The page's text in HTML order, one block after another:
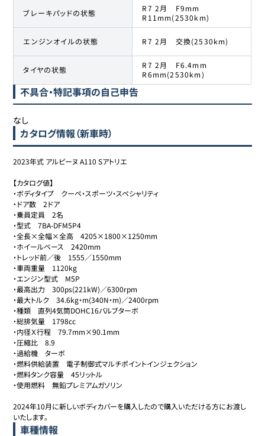
ブレーキパッドの状態
R7 2月 F9mm
R11mm(2530km)
エンジンオイルの状態 R7 2月 交換(2530km)
タイヤの状態
R7 2月 F6.4mm
R6mm(2530km)
不具合・特記事項の自己申告
なし
カタログ情報（新車時）
2023年式 アルピーヌ A110 Sアトリエ
【カタログ値】
・ボディタイプ　クーペ・スポーツ・スペシャリティ
・ドア数　2ドア
・乗員定員　2名
・型式　7BA-DFM5P4
・全長×全幅×全高　4205×1800×1250mm
・ホイールベース　2420mm
・トレッド前／後　1555／1550mm
・車両重量　1120kg
・エンジン型式　M5P
・最高出力　300ps(221kW)／6300rpm
・最大トルク　34.6kg・m(340N・m)／2400rpm
・種類　直列4気筒DOHC16バルブターボ
・総排気量　1798cc
・内径Ｘ行程　79.7mm×90.1mm
・圧縮比　8.9
・過給機　ターボ
・燃料供給装置　電子制御式マルチポイントインジェクション
・燃料タンク容量　45リットル
・使用燃料　無鉛プレミアムガソリン
2024年10月に新しいボディカバーを購入したので購入いただける方にお渡し
いたします。
車種情報